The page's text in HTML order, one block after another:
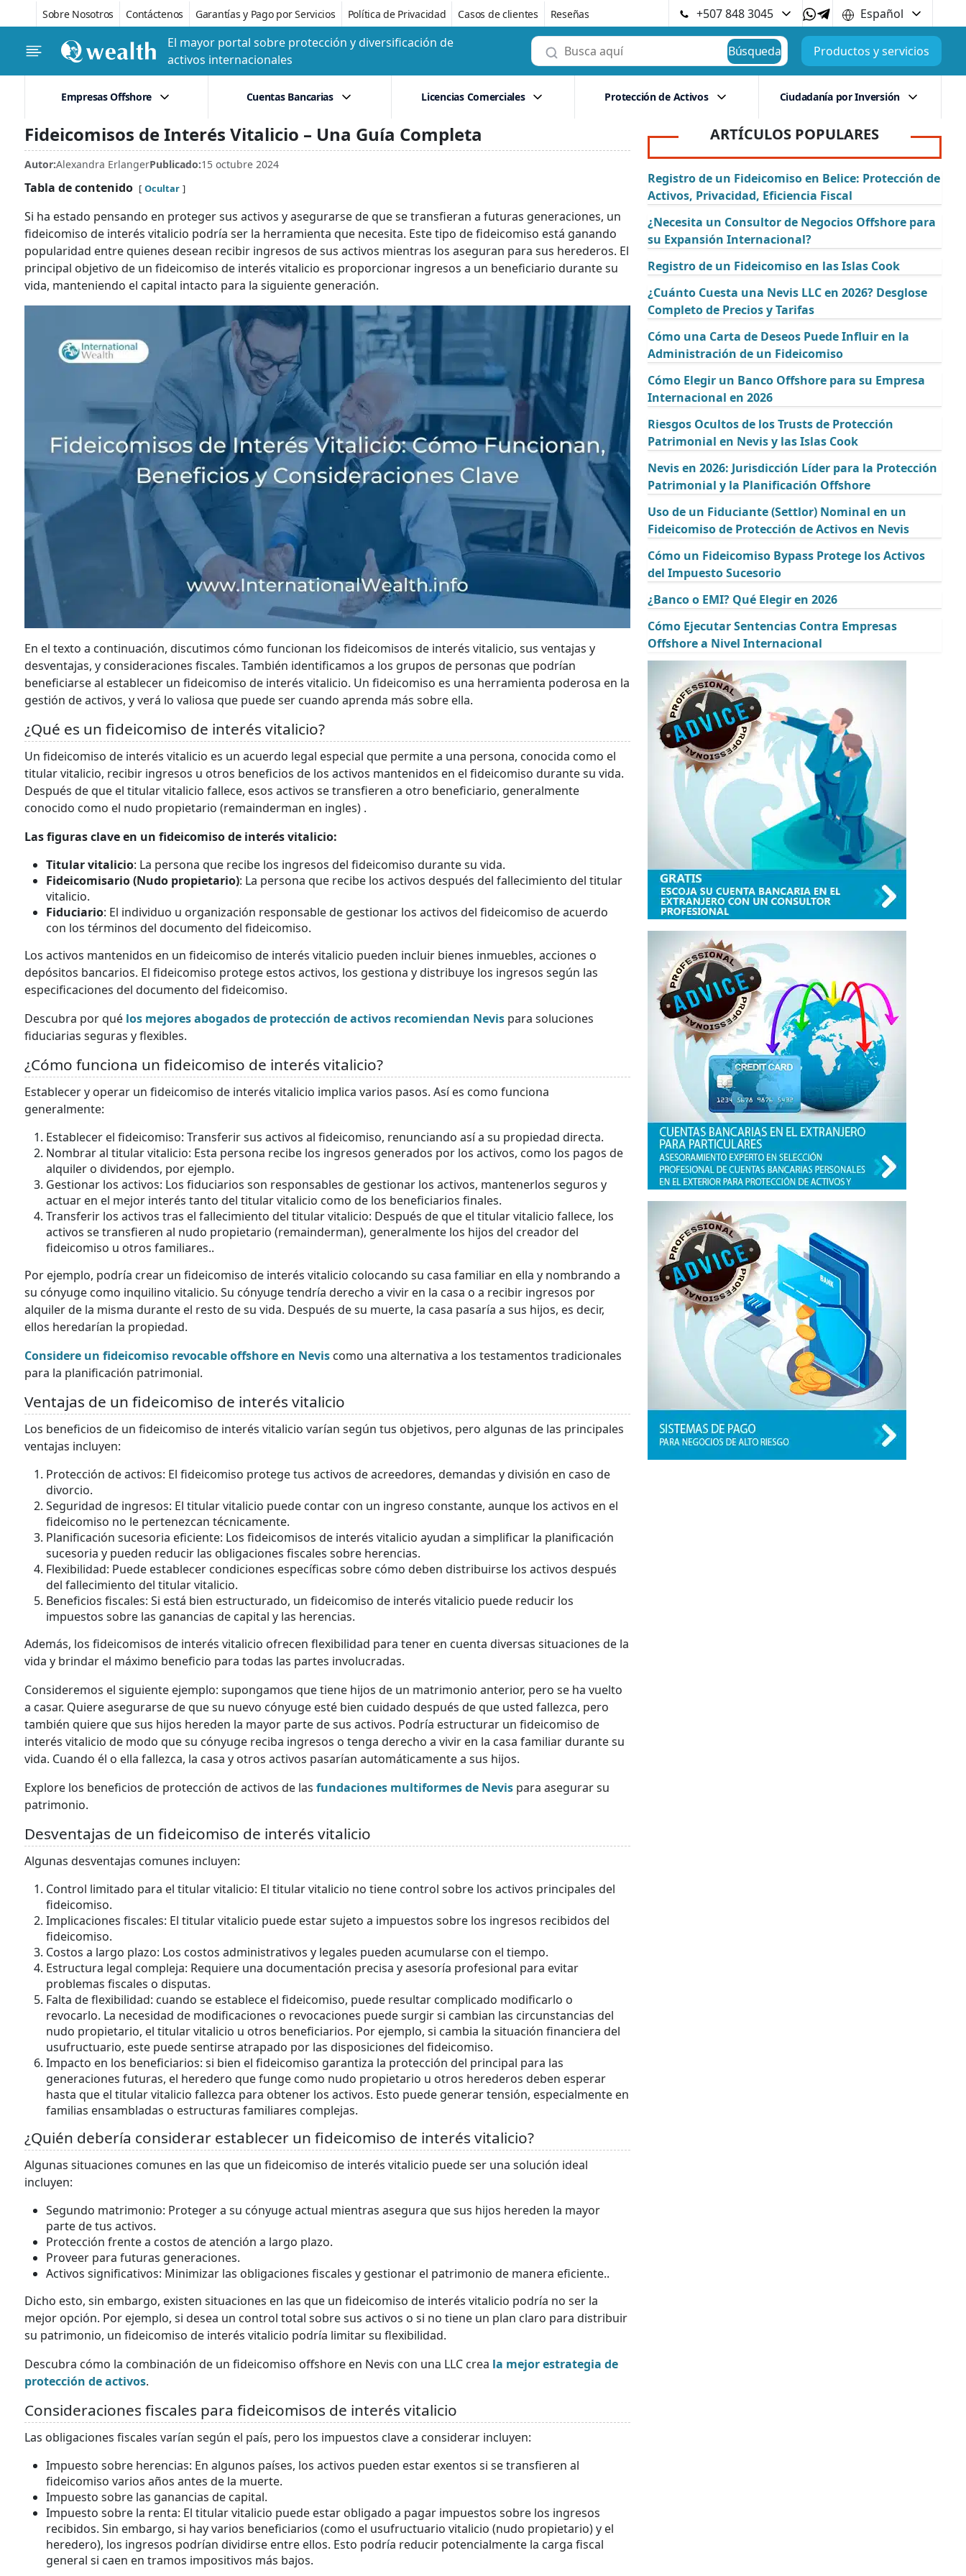
Sobre Nosotros Contáctenos Garantías y Pago por Servicios Política de Privacidad Casos de clientes Reseñas +507 848 3045
Español
El mayor portal sobre protección y diversificación de
activos internacionales
Búsqueda Productos y servicios
Empresas Offshore Cuentas Bancarias Licencias Comerciales Protección de Activos Ciudadanía por Inversión
Fideicomisos de Interés Vitalicio – Una Guía Completa
Autor:Alexandra ErlangerPublicado:15 octubre 2024
Tabla de contenido Ocultar
Si ha estado pensando en proteger sus activos y asegurarse de que se transfieran a futuras generaciones, un
fideicomiso de interés vitalicio podría ser la herramienta que necesita. Este tipo de fideicomiso está ganando
popularidad entre quienes desean recibir ingresos de sus activos mientras los aseguran para sus herederos. El
principal objetivo de un fideicomiso de interés vitalicio es proporcionar ingresos a un beneficiario durante su
vida, manteniendo el capital intacto para la siguiente generación.
En el texto a continuación, discutimos cómo funcionan los fideicomisos de interés vitalicio, sus ventajas y
desventajas, y consideraciones fiscales. También identificamos a los grupos de personas que podrían
beneficiarse al establecer un fideicomiso de interés vitalicio. Un fideicomiso es una herramienta poderosa en la
gestión de activos, y verá lo valiosa que puede ser cuando aprenda más sobre ella.
¿Qué es un fideicomiso de interés vitalicio?
Un fideicomiso de interés vitalicio es un acuerdo legal especial que permite a una persona, conocida como el
titular vitalicio, recibir ingresos u otros beneficios de los activos mantenidos en el fideicomiso durante su vida.
Después de que el titular vitalicio fallece, esos activos se transfieren a otro beneficiario, generalmente
conocido como el nudo propietario (remainderman en ingles) .
Las figuras clave en un fideicomiso de interés vitalicio:
Titular vitalicio: La persona que recibe los ingresos del fideicomiso durante su vida.
Fideicomisario (Nudo propietario): La persona que recibe los activos después del fallecimiento del titular
vitalicio.
Fiduciario: El individuo u organización responsable de gestionar los activos del fideicomiso de acuerdo
con los términos del documento del fideicomiso.
Los activos mantenidos en un fideicomiso de interés vitalicio pueden incluir bienes inmuebles, acciones o
depósitos bancarios. El fideicomiso protege estos activos, los gestiona y distribuye los ingresos según las
especificaciones del documento del fideicomiso.
Descubra por qué los mejores abogados de protección de activos recomiendan Nevis para soluciones
fiduciarias seguras y flexibles.
¿Cómo funciona un fideicomiso de interés vitalicio?
Establecer y operar un fideicomiso de interés vitalicio implica varios pasos. Así es como funciona
generalmente:
Establecer el fideicomiso: Transferir sus activos al fideicomiso, renunciando así a su propiedad directa.
Nombrar al titular vitalicio: Esta persona recibe los ingresos generados por los activos, como los pagos de
alquiler o dividendos, por ejemplo.
Gestionar los activos: Los fiduciarios son responsables de gestionar los activos, mantenerlos seguros y
actuar en el mejor interés tanto del titular vitalicio como de los beneficiarios finales.
Transferir los activos tras el fallecimiento del titular vitalicio: Después de que el titular vitalicio fallece, los
activos se transfieren al nudo propietario (remainderman), generalmente los hijos del creador del
fideicomiso u otros familiares..
Por ejemplo, podría crear un fideicomiso de interés vitalicio colocando su casa familiar en ella y nombrando a
su cónyuge como inquilino vitalicio. Su cónyuge tendría derecho a vivir en la casa o a recibir ingresos por
alquiler de la misma durante el resto de su vida. Después de su muerte, la casa pasaría a sus hijos, es decir,
ellos heredarían la propiedad.
Considere un fideicomiso revocable offshore en Nevis como una alternativa a los testamentos tradicionales
para la planificación patrimonial.
Ventajas de un fideicomiso de interés vitalicio
Los beneficios de un fideicomiso de interés vitalicio varían según tus objetivos, pero algunas de las principales
ventajas incluyen:
Protección de activos: El fideicomiso protege tus activos de acreedores, demandas y división en caso de
divorcio.
Seguridad de ingresos: El titular vitalicio puede contar con un ingreso constante, aunque los activos en el
fideicomiso no le pertenezcan técnicamente.
Planificación sucesoria eficiente: Los fideicomisos de interés vitalicio ayudan a simplificar la planificación
sucesoria y pueden reducir las obligaciones fiscales sobre herencias.
Flexibilidad: Puede establecer condiciones específicas sobre cómo deben distribuirse los activos después
del fallecimiento del titular vitalicio.
Beneficios fiscales: Si está bien estructurado, un fideicomiso de interés vitalicio puede reducir los
impuestos sobre las ganancias de capital y las herencias.
Además, los fideicomisos de interés vitalicio ofrecen flexibilidad para tener en cuenta diversas situaciones de la
vida y brindar el máximo beneficio para todas las partes involucradas.
Consideremos el siguiente ejemplo: supongamos que tiene hijos de un matrimonio anterior, pero se ha vuelto
a casar. Quiere asegurarse de que su nuevo cónyuge esté bien cuidado después de que usted fallezca, pero
también quiere que sus hijos hereden la mayor parte de sus activos. Podría estructurar un fideicomiso de
interés vitalicio de modo que su cónyuge reciba ingresos o tenga derecho a vivir en la casa familiar durante su
vida. Cuando él o ella fallezca, la casa y otros activos pasarían automáticamente a sus hijos.
Explore los beneficios de protección de activos de las fundaciones multiformes de Nevis para asegurar su
patrimonio.
Desventajas de un fideicomiso de interés vitalicio
Algunas desventajas comunes incluyen:
Control limitado para el titular vitalicio: El titular vitalicio no tiene control sobre los activos principales del
fideicomiso.
Implicaciones fiscales: El titular vitalicio puede estar sujeto a impuestos sobre los ingresos recibidos del
fideicomiso.
Costos a largo plazo: Los costos administrativos y legales pueden acumularse con el tiempo.
Estructura legal compleja: Requiere una documentación precisa y asesoría profesional para evitar
problemas fiscales o disputas.
Falta de flexibilidad: cuando se establece el fideicomiso, puede resultar complicado modificarlo o
revocarlo. La necesidad de modificaciones o revocaciones puede surgir si cambian las circunstancias del
nudo propietario, el titular vitalicio u otros beneficiarios. Por ejemplo, si cambia la situación financiera del
usufructuario, este puede sentirse atrapado por las disposiciones del fideicomiso.
Impacto en los beneficiarios: si bien el fideicomiso garantiza la protección del principal para las
generaciones futuras, el heredero que funge como nudo propietario u otros herederos deben esperar
hasta que el titular vitalicio fallezca para obtener los activos. Esto puede generar tensión, especialmente en
familias ensambladas o estructuras familiares complejas.
¿Quién debería considerar establecer un fideicomiso de interés vitalicio?
Algunas situaciones comunes en las que un fideicomiso de interés vitalicio puede ser una solución ideal
incluyen:
Segundo matrimonio: Proteger a su cónyuge actual mientras asegura que sus hijos hereden la mayor
parte de tus activos.
Protección frente a costos de atención a largo plazo.
Proveer para futuras generaciones.
Activos significativos: Minimizar las obligaciones fiscales y gestionar el patrimonio de manera eficiente..
Dicho esto, sin embargo, existen situaciones en las que un fideicomiso de interés vitalicio podría no ser la
mejor opción. Por ejemplo, si desea un control total sobre sus activos o si no tiene un plan claro para distribuir
su patrimonio, un fideicomiso de interés vitalicio podría limitar su flexibilidad.
Descubra cómo la combinación de un fideicomiso offshore en Nevis con una LLC crea la mejor estrategia de
protección de activos.
Consideraciones fiscales para fideicomisos de interés vitalicio
Las obligaciones fiscales varían según el país, pero los impuestos clave a considerar incluyen:
Impuesto sobre herencias: En algunos países, los activos pueden estar exentos si se transfieren al
fideicomiso varios años antes de la muerte.
Impuesto sobre las ganancias de capital.
Impuesto sobre la renta: El titular vitalicio puede estar obligado a pagar impuestos sobre los ingresos
recibidos. Sin embargo, si hay varios beneficiarios (como el usufructuario vitalicio (nudo propietario) y el
heredero), los ingresos podrían dividirse entre ellos. Esto podría reducir potencialmente la carga fiscal
general si caen en tramos impositivos más bajos.
ARTÍCULOS POPULARES
Registro de un Fideicomiso en Belice: Protección de
Activos, Privacidad, Eficiencia Fiscal
¿Necesita un Consultor de Negocios Offshore para
su Expansión Internacional?
Registro de un Fideicomiso en las Islas Cook
¿Cuánto Cuesta una Nevis LLC en 2026? Desglose
Completo de Precios y Tarifas
Cómo una Carta de Deseos Puede Influir en la
Administración de un Fideicomiso
Cómo Elegir un Banco Offshore para su Empresa
Internacional en 2026
Riesgos Ocultos de los Trusts de Protección
Patrimonial en Nevis y las Islas Cook
Nevis en 2026: Jurisdicción Líder para la Protección
Patrimonial y la Planificación Offshore
Uso de un Fiduciante (Settlor) Nominal en un
Fideicomiso de Protección de Activos en Nevis
Cómo un Fideicomiso Bypass Protege los Activos
del Impuesto Sucesorio
¿Banco o EMI? Qué Elegir en 2026
Cómo Ejecutar Sentencias Contra Empresas
Offshore a Nivel Internacional